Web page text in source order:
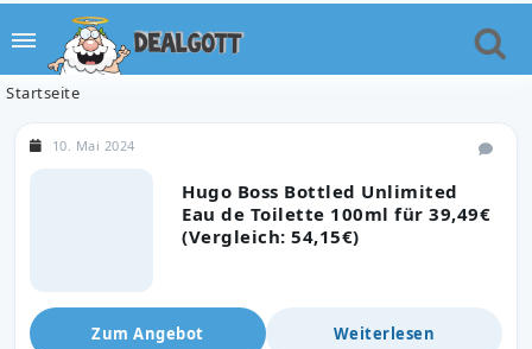
Startseite
Hugo Boss Bottled Unlimited
Eau de Toilette 100ml für 39,49€
(Vergleich: 54,15€)
10. Mai 2024
Zum Angebot Weiterlesen